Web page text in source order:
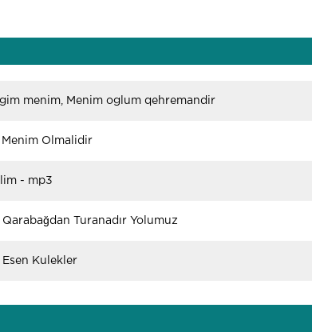
menim, Menim oglum qehremandir
Olmalidir
- mp3
Turanadır Yolumuz
Kulekler